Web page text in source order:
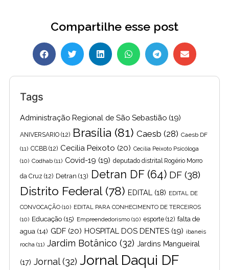
Compartilhe esse post
Tags
Administração Regional de São Sebastião (19)
ANIVERSARIO (12) Brasília (81) Caesb (28) Caesb DF
(11) CCBB (12) Cecilia Peixoto (20) Cecília Peixoto Psicóloga
(10) Codhab (11) Covid-19 (19) deputado distrital Rogério Morro
da Cruz (12) Detran (13) Detran DF(64) DF (38)
Distrito Federal(78) EDITAL (18) EDITAL DE
CONVOCAÇÃO (10) EDITAL PARA CONHECIMENTO DE TERCEIROS
(10) Educação (15) Empreendedorismo (10) esporte (12) falta de
agua (14) GDF (20) HOSPITAL DOS DENTES (19) ibaneis
rocha (11) Jardim Botânico (32) Jardins Mangueiral
(17) Jornal(32) Jornal Daqui DF